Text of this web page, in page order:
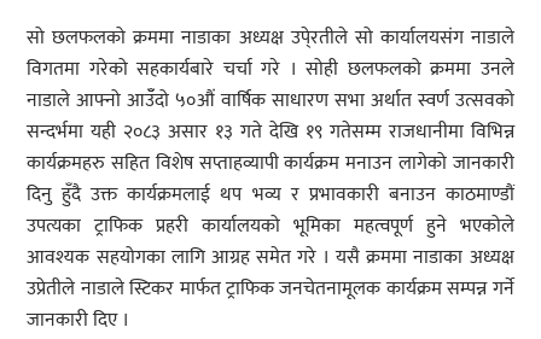
सो छलफलको क्रममा नाडाका अध्यक्ष उपे्रतीले सो कार्यालयसंग नाडाले
विगतमा गरेको सहकार्यबारे चर्चा गरे । सोही छलफलको क्रममा उनले
नाडाले आफ्नो आउँँदो ५०औं वार्षिक साधारण सभा अर्थात स्वर्ण उत्सवको
सन्दर्भमा यही २०८३ असार १३ गते देखि १९ गतेसम्म राजधानीमा विभिन्न
कार्यक्रमहरु सहित विशेष सप्ताहव्यापी कार्यक्रम मनाउन लागेको जानकारी
दिनु हुँदै उक्त कार्यक्रमलाई थप भव्य र प्रभावकारी बनाउन काठमाण्डौं
उपत्यका ट्राफिक प्रहरी कार्यालयको भूमिका महत्वपूर्ण हुने भएकोले
आवश्यक सहयोगका लागि आग्रह समेत गरे । यसै क्रममा नाडाका अध्यक्ष
उप्रेतीले नाडाले स्टिकर मार्फत ट्राफिक जनचेतनामूलक कार्यक्रम सम्पन्न गर्ने
जानकारी दिए ।